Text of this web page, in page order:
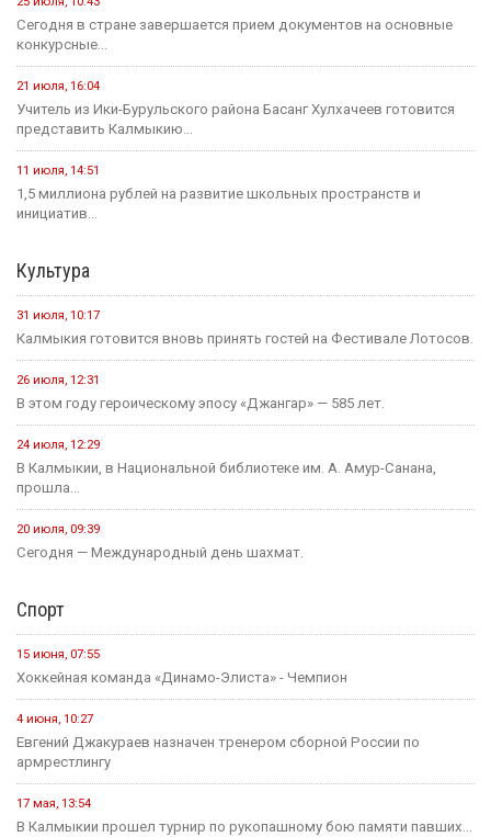
Елена Пашкеева из Яшалтинского района нашла работу на
ярмарке...
31 июля, 18:51
Детали предстоящего международного буддийского форума
обсудили Первый зампредседателя правительства...
Политика
24 июля, 16:31
24 июля, 09:46
Сегодня в Элисте состоится заседание правительства Калмыкии.
20 июля, 11:17
В преддверии Единого дня голосования Общественная палата
Республики активно...
14 июля, 10:44
Выборная компания не за горами.
Образование
12 мая, 08:18
25 июля, 10:43
Сегодня в стране завершается прием документов на основные
конкурсные...
21 июля, 16:04
Учитель из Ики-Бурульского района Басанг Хулхачеев готовится
представить Калмыкию...
11 июля, 14:51
1,5 миллиона рублей на развитие школьных пространств и